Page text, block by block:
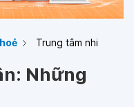
Trung tâm nhi
Những